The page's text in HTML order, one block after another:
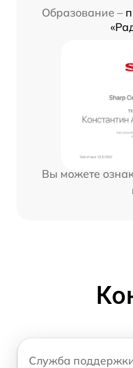
Образование –
Вы можете
Служба